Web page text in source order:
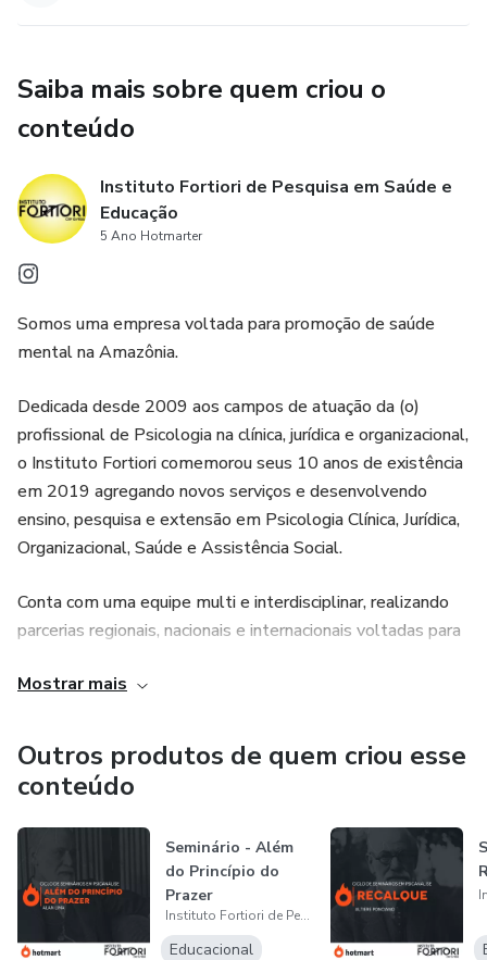
Saiba mais sobre quem criou o
conteúdo
Instituto Fortiori de Pesquisa em Saúde e
Educação
5 Ano Hotmarter
Somos uma empresa voltada para promoção de saúde
mental na Amazônia.
Dedicada desde 2009 aos campos de atuação da (o)
profissional de Psicologia na clínica, jurídica e organizacional,
o Instituto Fortiori comemorou seus 10 anos de existência
em 2019 agregando novos serviços e desenvolvendo
ensino, pesquisa e extensão em Psicologia Clínica, Jurídica,
Organizacional, Saúde e Assistência Social.
Conta com uma equipe multi e interdisciplinar, realizando
parcerias regionais, nacionais e internacionais voltadas para
tecnologias de intervenção que promovam o
exportando e adaptando métodos do Brasil e do mundo.
Atuando na região amazônica, a Fortiori tem por objetivo a
prestação de serviços especializados em Psicologia além
do desenvolvimento de profissionais e estudantes da
região através de seus cursos livres de extensão,
aprimoramento e projetos de pesquisa e extensão,
tornando-se a primeira instituição privada neste setor.
Mostrar mais
Outros produtos de quem criou esse
conteúdo
Seminário - Além
do Princípio do
Prazer
Instituto Fortiori de Pesquisa em Saúde e Educação
Educacional